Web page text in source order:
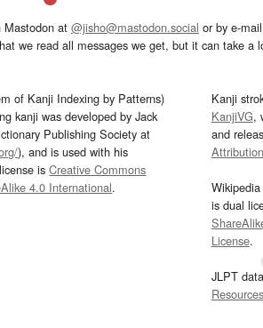
Mastodon at @jisho@mastodon.social or by e-
we read all messages we get, but it can take a
of Kanji Indexing by Patterns)
kanji was developed by Jack
Publishing Society at
), and is used with his
isCreative Commons
4.0 International.
Kanji
KanjiVG,
and
is dual
License.
JLPT
Resources